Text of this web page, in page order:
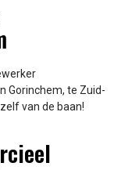
Gorinchem, te Zuid-
van de baan!